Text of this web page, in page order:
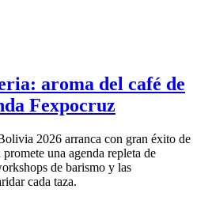
aroma del café de
Fexpocruz
2026 arranca con gran éxito de
una agenda repleta de
de barismo y las
cada taza.